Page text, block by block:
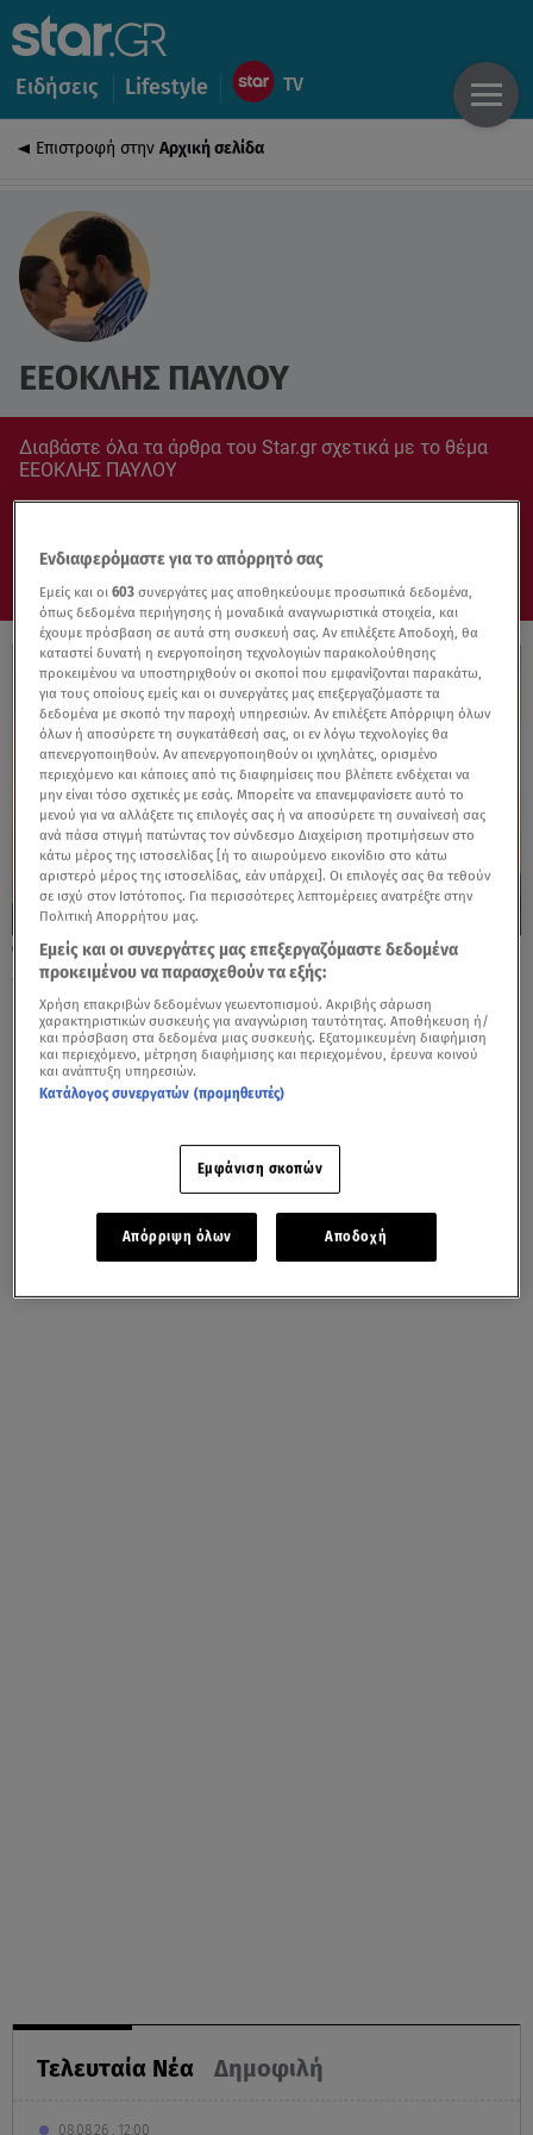
Ειδήσεις Lifestyle
Επιστροφή στην Αρχική σελίδα
ΕΕΟΚΛΗΣ ΠΑΥΛΟΥ
Διαβάστε όλα τα άρθρα του Star.gr σχετικά με το θέμα
ΕΕΟΚΛΗΣ ΠΑΥΛΟΥ
04.06.26, 22:19
«Σ’ αγαπώ»: Η δημόσια εξομολόγηση της
Ελένης Χατζίδου στον Ετεοκλή Παύλου
Τελευταία Νέα Δημοφιλή
08.08.26 , 12:00
Ενδιαφερόμαστε για το απόρρητό σας
Εμείς και οι603 συνεργάτες μας αποθηκεύουμε προσωπικά δεδομένα,
όπως δεδομένα περιήγησης ή μοναδικά αναγνωριστικά στοιχεία, και
έχουμε πρόσβαση σε αυτά στη συσκευή σας. Αν επιλέξετε Αποδοχή, θα
καταστεί δυνατή η ενεργοποίηση τεχνολογιών παρακολούθησης
προκειμένου να υποστηριχθούν οι σκοποί που εμφανίζονται παρακάτω,
για τους οποίους εμείς και οι συνεργάτες μας επεξεργαζόμαστε τα
δεδομένα με σκοπό την παροχή υπηρεσιών. Αν επιλέξετε Απόρριψη όλων
όλων ή αποσύρετε τη συγκατάθεσή σας, οι εν λόγω τεχνολογίες θα
απενεργοποιηθούν. Αν απενεργοποιηθούν οι ιχνηλάτες, ορισμένο
περιεχόμενο και κάποιες από τις διαφημίσεις που βλέπετε ενδέχεται να
μην είναι τόσο σχετικές με εσάς. Μπορείτε να επανεμφανίσετε αυτό το
μενού για να αλλάξετε τις επιλογές σας ή να αποσύρετε τη συναίνεσή σας
ανά πάσα στιγμή πατώντας τον σύνδεσμο Διαχείριση προτιμήσεων στο
κάτω μέρος της ιστοσελίδας [ή το αιωρούμενο εικονίδιο στο κάτω
αριστερό μέρος της ιστοσελίδας, εάν υπάρχει]. Οι επιλογές σας θα τεθούν
σε ισχύ στον Ιστότοπος. Για περισσότερες λεπτομέρειες ανατρέξτε στην
Πολιτική Απορρήτου μας.
Εμείς και οι συνεργάτες μας επεξεργαζόμαστε δεδομένα
προκειμένου να παρασχεθούν τα εξής:
Χρήση επακριβών δεδομένων γεωεντοπισμού. Ακριβής σάρωση
χαρακτηριστικών συσκευής για αναγνώριση ταυτότητας. Αποθήκευση ή/
και πρόσβαση στα δεδομένα μιας συσκευής. Εξατομικευμένη διαφήμιση
και περιεχόμενο, μέτρηση διαφήμισης και περιεχομένου, έρευνα κοινού
και ανάπτυξη υπηρεσιών.
Κατάλογος συνεργατών (προμηθευτές)
Εμφάνιση σκοπών
Απόρριψη όλων Αποδοχή